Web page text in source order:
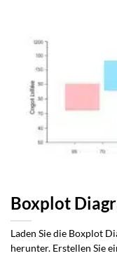
Boxplot
Laden Sie die Boxplot
herunter. Erstellen Sie